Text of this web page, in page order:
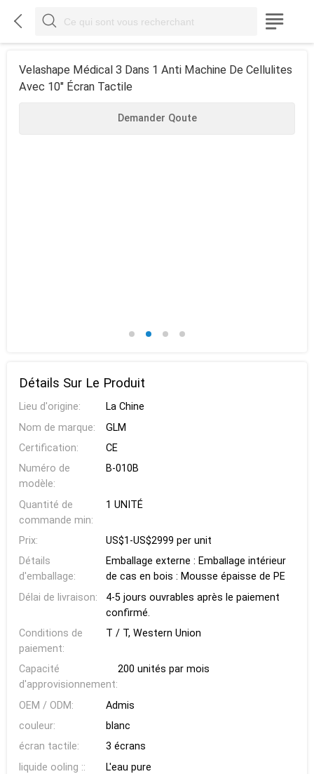
  
Velashape Médical 3 Dans 1 Anti Machine De Cellulites
Avec 10" Écran Tactile
Demander Qoute
Détails Sur Le Produit
Lieu d'origine:
La Chine
Nom de marque:
GLM
Certification:
CE
Numéro de
modèle:
B-010B
Quantité de
commande min:
1 UNITÉ
Prix:
US$1-US$2999 per unit
Détails
d'emballage:
Emballage externe : Emballage intérieur
de cas en bois : Mousse épaisse de PE
Délai de livraison:
4-5 jours ouvrables après le paiement
confirmé.
Conditions de
paiement:
T / T, Western Union
Capacité
d'approvisionnement:
200 unités par mois
OEM / ODM:
Admis
couleur:
blanc
écran tactile:
3 écrans
liquide ooling ::
L'eau pure